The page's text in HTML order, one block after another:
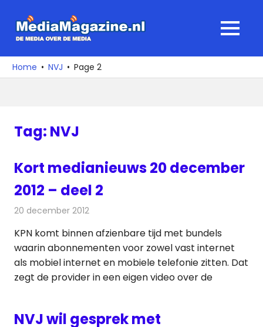
naar
media
over
MENU
Home NVJ Page 2
Tag: NVJ
Kort medianieuws 20 december
2012 – deel 2
20 december 2012
KPN komt binnen afzienbare tijd met bundels
waarin abonnementen voor zowel vast internet
als mobiel internet en mobiele telefonie zitten. Dat
zegt de provider in een eigen video over de
NVJ wil gesprek met